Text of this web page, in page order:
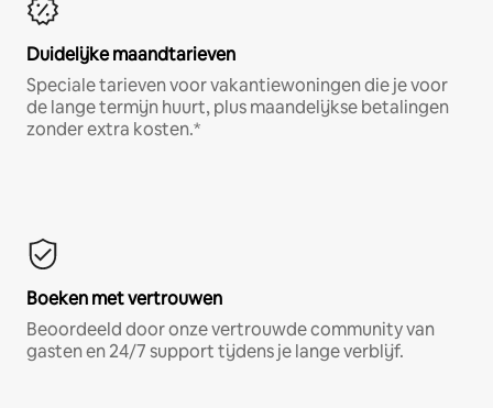
Duidelijke maandtarieven
Speciale tarieven voor vakantiewoningen die je voor
de lange termijn huurt, plus maandelijkse betalingen
zonder extra kosten.*
Boeken met vertrouwen
Beoordeeld door onze vertrouwde community van
gasten en 24/7 support tijdens je lange verblijf.